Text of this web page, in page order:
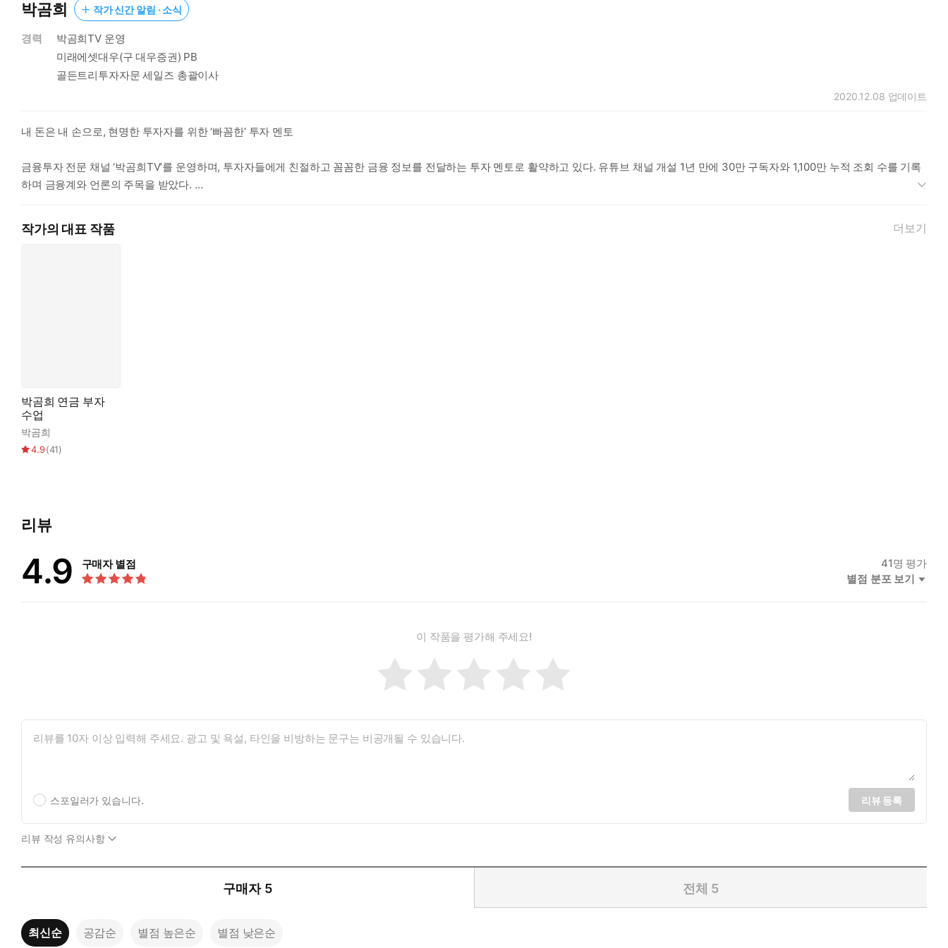
박곰희 작가 신간 알림 · 소식
경력
박곰희TV 운영
미래에셋대우(구 대우증권) PB
골든트리투자자문 세일즈 총괄이사
2020.12.08 업데이트
내 돈은 내 손으로, 현명한 투자자를 위한 ‘빠꼼한’ 투자 멘토
금융투자 전문 채널 ‘박곰희TV’를 운영하며, 투자자들에게 친절하고 꼼꼼한 금융 정보를 전달하는 투자 멘토로 활약하고 있다. 유튜브 채널 개설 1년 만에 30만 구독자와 1,100만 누적 조회 수를 기록
하며 금융계와 언론의 주목을 받았다.
2013년 국내 1위 증권사인 미래에셋대우(구 대우증권)에 입사해 강남지점의 PB로 근무하며 수백억 자산가들의 자산관리를 맡았다. 2016년 PB로서 꼼꼼한 분석력을 인정받아 자산 유치, 수익, 연금
유치 등 여러 지표에서 종합 1등을 기록했으며, 여러 차례 상을 받았다. 이후 미래에셋자산운용 디지털마케팅 매니저를 거쳐 골든트리투자자문 세일즈 총괄이사를 역임했다.
작가의 대표 작품 더보기
박곰희 연금 부자
수업
박곰희
4.9(41)
리뷰
4.9 구매자 별점 41명 평가
별점 분포 보기
이 작품을 평가해 주세요!
스포일러가 있습니다. 리뷰 등록
리뷰 작성 유의사항
구매자 5 전체 5
최신순 공감순 별점 높은순 별점 낮은순